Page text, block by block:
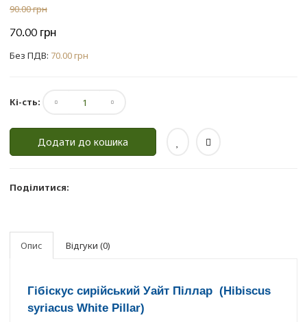
90.00 грн
70.00 грн
Без ПДВ: 70.00 грн
Кі-сть:
Додати до кошика
Поділитися:
Опис Відгуки (0)
Гібіскус сирійський Уайт Піллар (Hibiscus
syriacus White Pillar)